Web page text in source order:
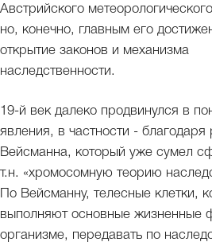
Австрийского
но, конечно, главным его
открытие законов и механизма
наследственности.
19-й век далеко продвинулся в
явления, в частности - благодаря
Вейсманна, который уже сумел
т.н. «хромосомную теорию
По Вейсманну, телесные клетки,
выполняют основные жизненные
организме, передавать по